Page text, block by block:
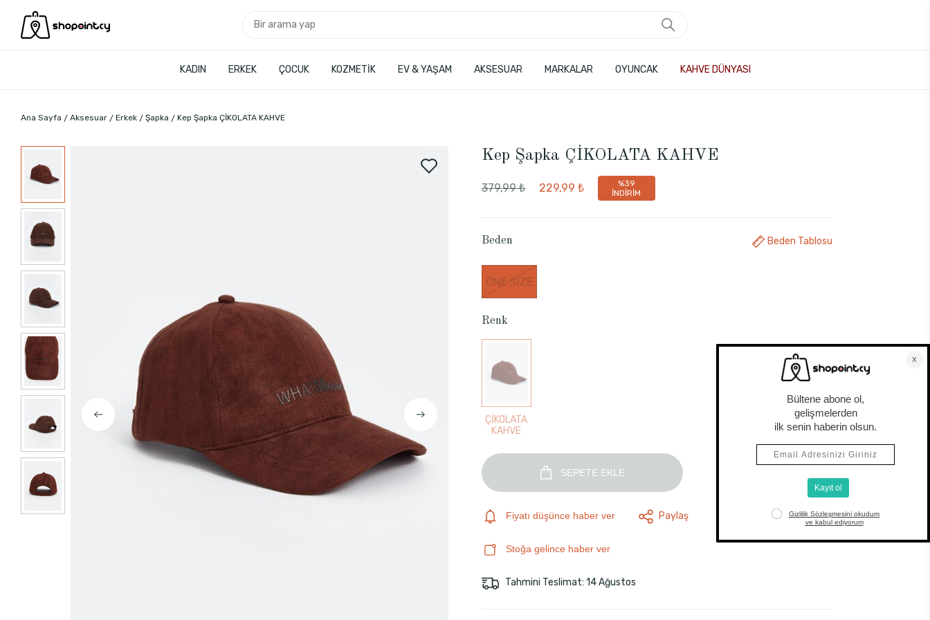
KADIN ERKEK ÇOCUK KOZMETİK EV & YAŞAM AKSESUAR MARKALAR OYUNCAK KAHVE DÜNYASI
Ana Sayfa Aksesuar Erkek Şapka Kep Şapka ÇİKOLATA KAHVE
Kep Şapka ÇİKOLATA KAHVE
379,99 ₺ 229,99 ₺
%39
İNDİRİM
Beden Beden Tablosu
ONE SIZE
Renk
ÇİKOLATA
KAHVE
SEPETE EKLE
Fiyatı düşünce haber ver Paylaş
Stoğa gelince haber ver
Tahmini Teslimat: 14 Ağustos